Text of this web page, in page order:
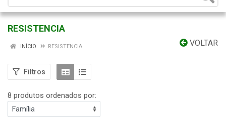
RESISTENCIA
VOLTAR
INÍCIO RESISTENCIA
Filtros
8 produtos ordenados por: